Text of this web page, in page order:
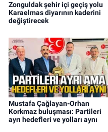
Zonguldak şehir içi geçiş yolu
Karaelmas diyarının kaderini
değiştirecek
Mustafa Çağlayan-Orhan
Korkmaz buluşması: Partileri
ayrı hedefleri ve yolları aynı